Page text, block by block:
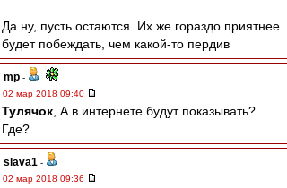
Да ну, пусть остаются. Их же гораздо приятнее
будет побеждать, чем какой-то пердив
mp -
02 мар 2018 09:40
Тулячок , А в интернете будут показывать?
Где?
slava1 -
02 мар 2018 09:36